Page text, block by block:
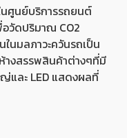
ศูนย์บริการรถยนต์
วัดปริมาณ CO2
นมลภาวะควันรถเป็น
างสรรพสินค้าต่างๆที่มี
และ LED แสดงผลที่